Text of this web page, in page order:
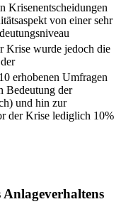
Krisenentscheidungen
von einer sehr
Krise wurde jedoch die
erhobenen Umfragen
Bedeutung der
und hin zur
der Krise lediglich 10%
Anlageverhaltens